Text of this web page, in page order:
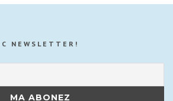
NEWSLETTER!